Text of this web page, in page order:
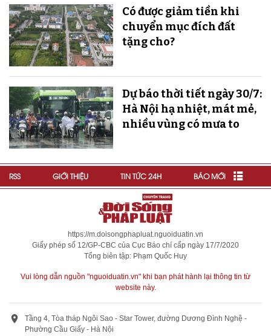
Có được giảm tiền khi
chuyển mục đích đất
tặng cho?
Dự báo thời tiết ngày 30/7:
Hà Nội hạ nhiệt, mát mẻ,
nhiều vùng có mưa to
RSS GIỚI THIỆU TIN TỨC 24H BÁO MỚI
https://m.doisongphapluat.nguoiduatin.vn
Giấy phép số 12/GP-CBC của Cục Báo chí cấp ngày 17/7/2020
Tổng biên tập: Phạm Quốc Huy
Vui lòng dẫn nguồn "nguoiduatin.vn" khi bạn phát hành lại thông tin từ
website này.
Tầng 4, Tòa tháp Ngôi Sao - Star Tower, đường Dương Đình Nghệ -
Phường Cầu Giấy - Hà Nội